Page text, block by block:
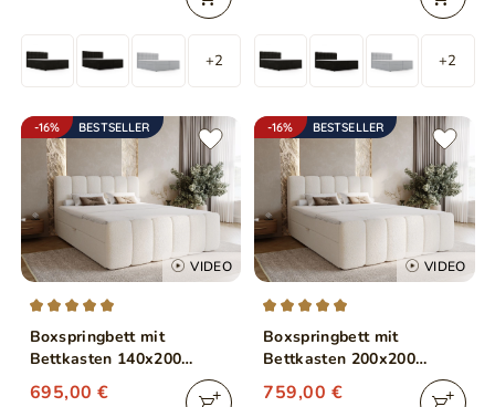
+2 +2
-16% BESTSELLER
VIDEO
Boxspringbett mit
Bettkasten 140x200
Bouclé-Stoff Cloud Beige
695,00 €
-16% BESTSELLER
VIDEO
Boxspringbett mit
Bettkasten 200x200
Bouclé-Stoff Cloud Beige
759,00 €